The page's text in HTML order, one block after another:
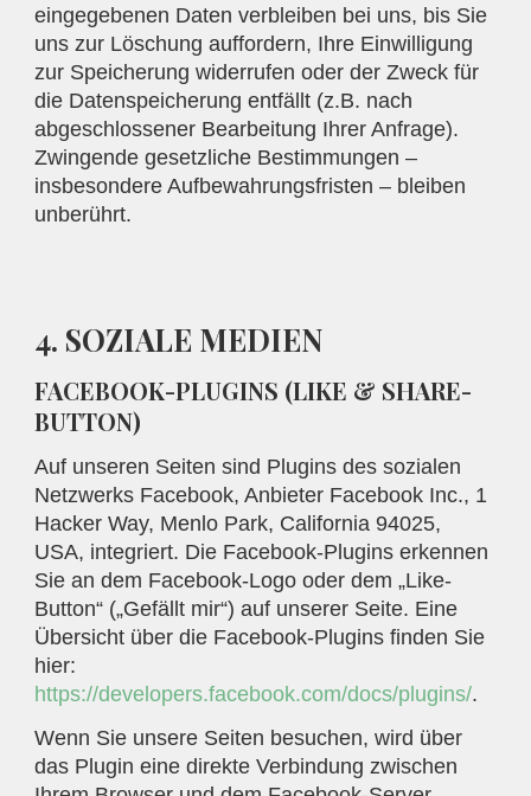
eingegebenen Daten verbleiben bei uns, bis Sie
uns zur Löschung auffordern, Ihre Einwilligung
zur Speicherung widerrufen oder der Zweck für
die Datenspeicherung entfällt (z.B. nach
abgeschlossener Bearbeitung Ihrer Anfrage).
Zwingende gesetzliche Bestimmungen –
insbesondere Aufbewahrungsfristen – bleiben
unberührt.
4. SOZIALE MEDIEN
FACEBOOK-PLUGINS (LIKE & SHARE-
BUTTON)
Auf unseren Seiten sind Plugins des sozialen
Netzwerks Facebook, Anbieter Facebook Inc., 1
Hacker Way, Menlo Park, California 94025,
USA, integriert. Die Facebook-Plugins erkennen
Sie an dem Facebook-Logo oder dem „Like-
Button“ („Gefällt mir“) auf unserer Seite. Eine
Übersicht über die Facebook-Plugins finden Sie
hier:
https://developers.facebook.com/docs/plugins/.
Wenn Sie unsere Seiten besuchen, wird über
das Plugin eine direkte Verbindung zwischen